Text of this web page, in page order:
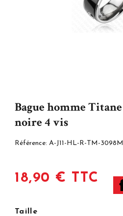
Bague homme Titane
noire 4 vis
Référence: A-J11-HL-R-TM-3098M
18,90 € TTC
Taille